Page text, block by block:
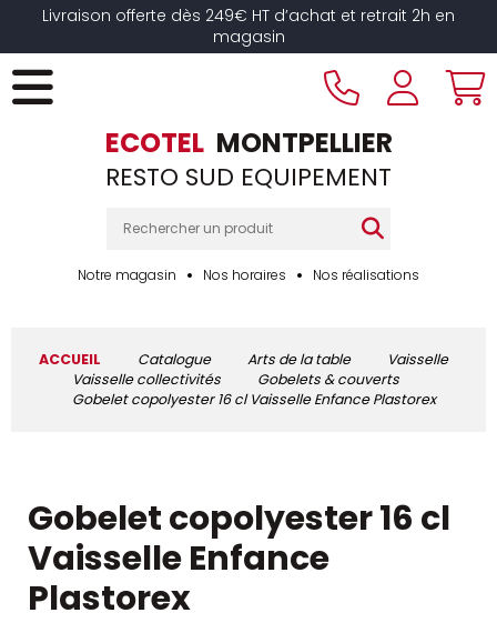
Livraison offerte dès 249€ HT d’achat et retrait 2h en
magasin
ECOTEL MONTPELLIER
RESTO SUD EQUIPEMENT
Notre magasin Nos horaires Nos réalisations
ACCUEIL Catalogue Arts de la table
Vaisselle
Vaisselle collectivités
Gobelets & couverts
Gobelet copolyester 16 cl Vaisselle Enfance Plastorex
Gobelet copolyester 16 cl
Vaisselle Enfance
Plastorex